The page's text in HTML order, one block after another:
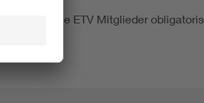
VDE für alle ETV Mitglieder